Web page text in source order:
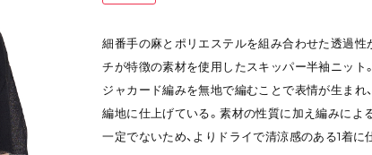
細番手の麻とポリエステルを組み合わせた透過性
チが特徴の素材を使用したスキッパー半袖ニット。
ジャカード編みを無地で編むことで表情が生まれ
編地に仕上げている。素材の性質に加え編みによ
一定でないため、よりドライで清涼感のある1着に